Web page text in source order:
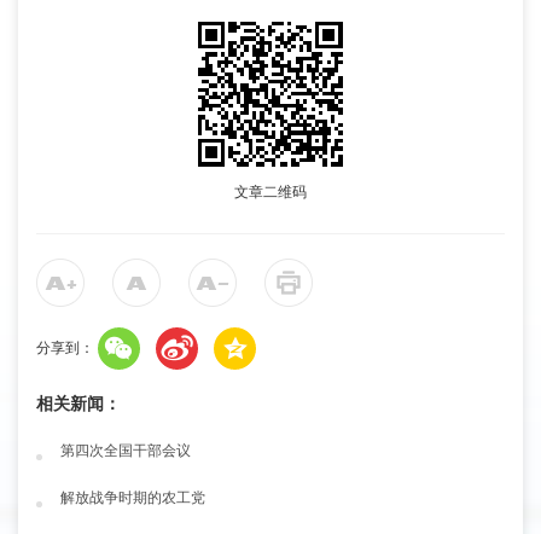
文章二维码
分享到：
相关新闻：
第四次全国干部会议
解放战争时期的农工党